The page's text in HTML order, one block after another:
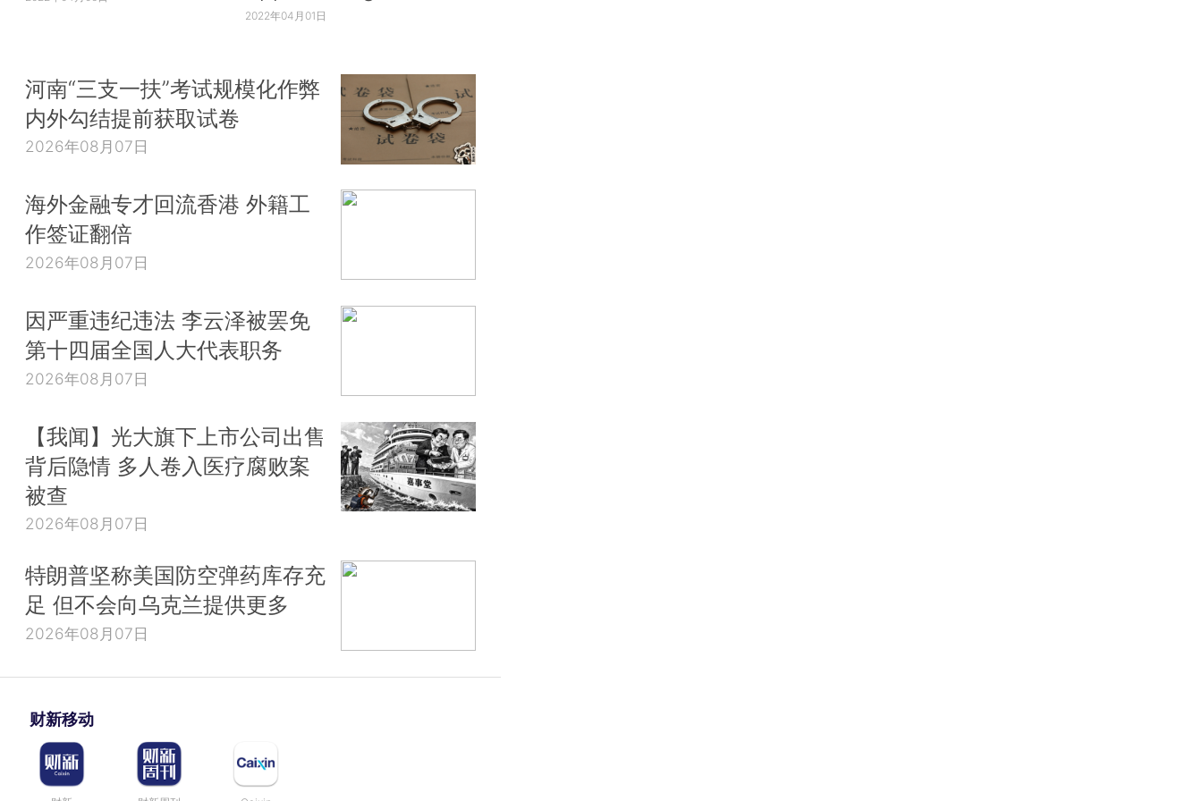
2022年04月01日
河南“三支一扶”考试规模化作弊
内外勾结提前获取试卷
2026年08月07日
海外金融专才回流香港 外籍工
作签证翻倍
2026年08月07日
因严重违纪违法 李云泽被罢免
第十四届全国人大代表职务
2026年08月07日
【我闻】光大旗下上市公司出售
背后隐情 多人卷入医疗腐败案
被查
2026年08月07日
特朗普坚称美国防空弹药库存充
足 但不会向乌克兰提供更多
2026年08月07日
财新移动